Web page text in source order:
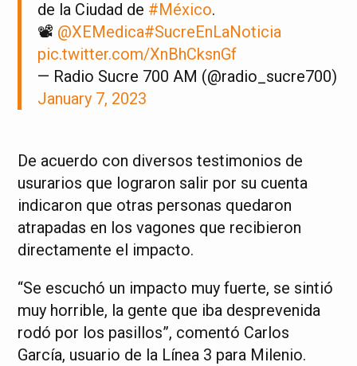
de la Ciudad de #México.
📽 @XEMedica#SucreEnLaNoticia
pic.twitter.com/XnBhCksnGf
— Radio Sucre 700 AM (@radio_sucre700)
January 7, 2023
De acuerdo con diversos testimonios de
usurarios que lograron salir por su cuenta
indicaron que otras personas quedaron
atrapadas en los vagones que recibieron
directamente el impacto.
“Se escuchó un impacto muy fuerte, se sintió
muy horrible, la gente que iba desprevenida
rodó por los pasillos”, comentó Carlos
García, usuario de la Línea 3 para Milenio.